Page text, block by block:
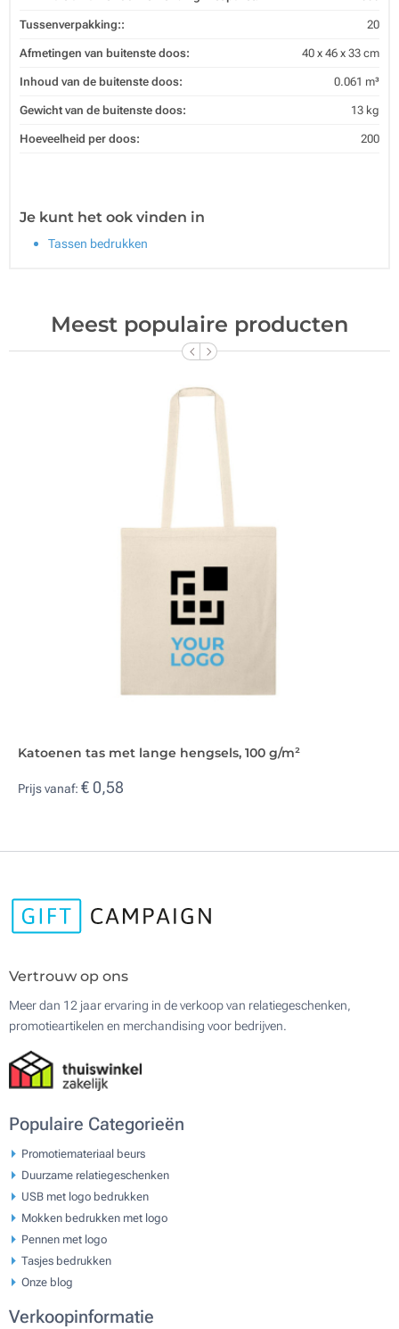
Tussenverpakking:: 20
Afmetingen van buitenste doos: 40 x 46 x 33 cm
Inhoud van de buitenste doos: 0.061 m³
Gewicht van de buitenste doos: 13 kg
Hoeveelheid per doos: 200
Je kunt het ook vinden in
Tassen bedrukken
Meest populaire producten
Katoenen tas met lange hengsels, 100 g/m²
Prijs vanaf: € 0,58
Vertrouw op ons
Meer dan 12 jaar ervaring in de verkoop van relatiegeschenken,
promotieartikelen en merchandising voor bedrijven.
Populaire Categorieën
Promotiemateriaal beurs
Duurzame relatiegeschenken
USB met logo bedrukken
Mokken bedrukken met logo
Pennen met logo
Tasjes bedrukken
Onze blog
Verkoopinformatie